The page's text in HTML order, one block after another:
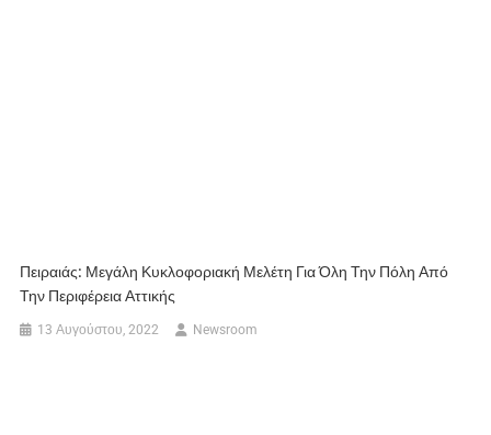
Πειραιάς: Μεγάλη Κυκλοφοριακή Μελέτη Για Όλη Την Πόλη Από
Την Περιφέρεια Αττικής
13 Αυγούστου, 2022 Newsroom